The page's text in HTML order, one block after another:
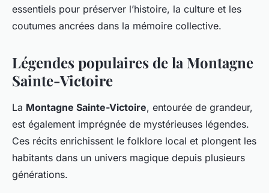
essentiels pour préserver l’histoire, la culture et les
coutumes ancrées dans la mémoire collective.
Légendes populaires de la Montagne
Sainte-Victoire
La Montagne Sainte-Victoire, entourée de grandeur,
est également imprégnée de mystérieuses légendes.
Ces récits enrichissent le folklore local et plongent les
habitants dans un univers magique depuis plusieurs
générations.